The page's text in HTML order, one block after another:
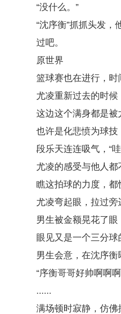
“没什么。”
“沈序衡”抓抓头发
过吧。
原世界
篮球赛也在进行，时
尤凌重新过去的时候
这边这个满身都是被
也许是化悲愤为球技
段乐天连连吸气，“
尤凌的感受与他人都
瞧这拍球的力度，都
尤凌弯起眼，拉过旁
男生被金额晃花了眼
眼见又是一个三分球
男生会意，在沈序衡
“序衡哥哥好帅啊啊
......
满场顿时寂静，仿佛